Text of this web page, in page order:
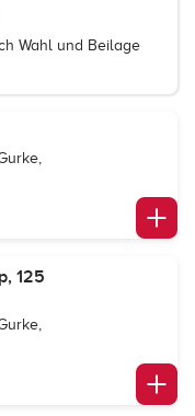
Wahl und Beilage
125